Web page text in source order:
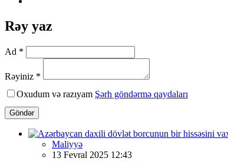
Rəy yaz
Ad *
Rəyiniz *
Oxudum və razıyam Şərh göndərmə qaydaları
Göndər
Maliyyə
13 Fevral 2025 12:43